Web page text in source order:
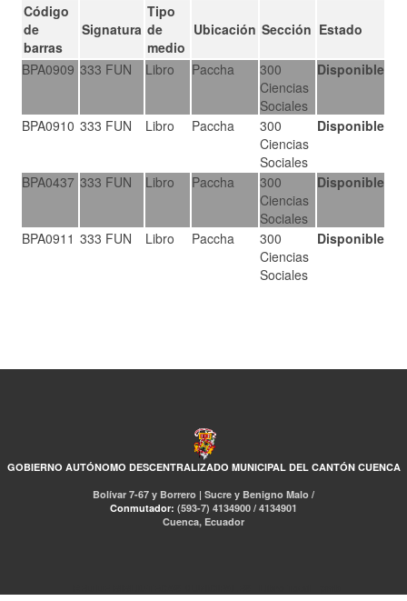
Código
de
barras
Signatura
Tipo
de
medio
Ubicación Sección Estado
BPA0909 333 FUN Libro Paccha
300
Ciencias
Sociales
Disponible
BPA0910 333 FUN Libro Paccha
300
Ciencias
Sociales
Disponible
BPA0437 333 FUN Libro Paccha
300
Ciencias
Sociales
Disponible
BPA0911 333 FUN Libro Paccha
300
Ciencias
Sociales
Disponible
GOBIERNO AUTÓNOMO DESCENTRALIZADO MUNICIPAL DEL CANTÓN CUENCA
Bolívar 7-67 y Borrero | Sucre y Benigno Malo /
Conmutador: (593-7) 4134900 / 4134901
Cuenca, Ecuador